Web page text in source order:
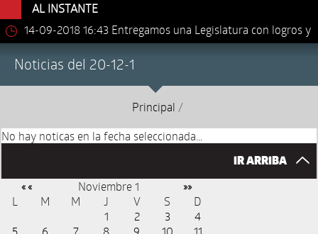
AL INSTANTE
14-09-2018 16:43 Entregamos una Legislatura con logros y
Noticias del 20-12-1
Principal /
No hay noticas en la fecha seleccionada...
IR ARRIBA
« « Noviembre 1 »»
L M M J V S
D
1
2 3
4
5
6 7 8 9 10
11